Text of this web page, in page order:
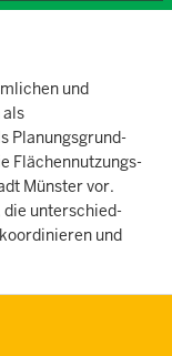
und
als
Planungs­grund­
Flächen­nutzungs­
Münster vor.
die unter­schied­
und